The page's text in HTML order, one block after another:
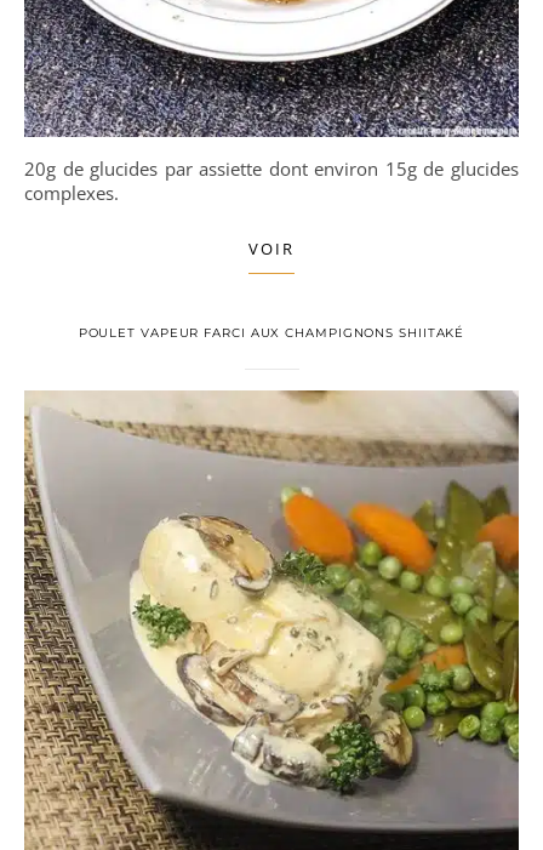
20g de glucides par assiette dont environ 15g de glucides
complexes.
VOIR
POULET VAPEUR FARCI AUX CHAMPIGNONS SHIITAKÉ